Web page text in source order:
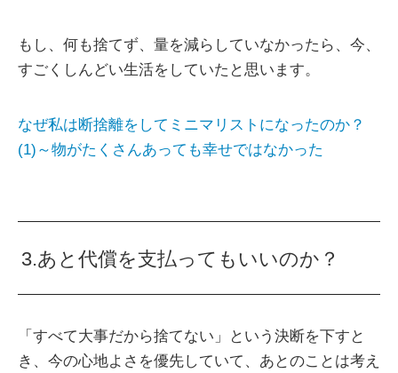
もし、何も捨てず、量を減らしていなかったら、今、
すごくしんどい生活をしていたと思います。
なぜ私は断捨離をしてミニマリストになったのか？
(1)～物がたくさんあっても幸せではなかった
3.あと代償を支払ってもいいのか？
「すべて大事だから捨てない」という決断を下すと
き、今の心地よさを優先していて、あとのことは考え